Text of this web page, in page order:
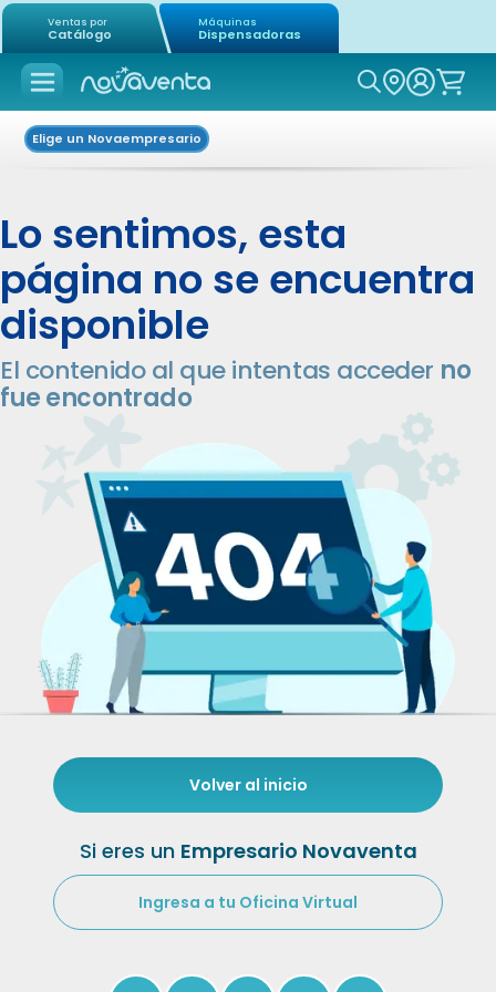
Ventas por
Catálogo
Máquinas
Dispensadoras
Icon of
Elige un Novaempresario
Lo sentimos, esta
página no se encuentra
disponible
El contenido al que intentas acceder no
fue encontrado
Volver al inicio
Si eres un Empresario Novaventa
Ingresa a tu Oficina Virtual